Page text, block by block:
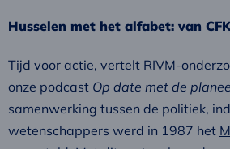
Husselen met het alfabet: van
Tijd voor actie, vertelt RIVM-
onze podcast Op date met de
samenwerking tussen de politiek,
wetenschappers werd in 1987 het